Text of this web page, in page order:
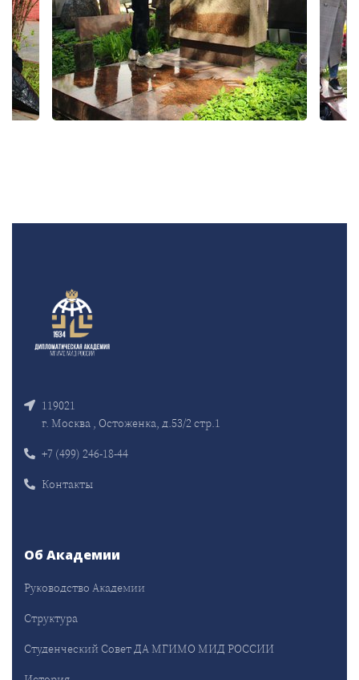
119021
г. Москва , Остоженка, д.53/2 стр.1
+7 (499) 246-18-44
Контакты
Об Академии
Руководство Академии
Структура
Студенческий Совет ДА МГИМО МИД РОССИИ